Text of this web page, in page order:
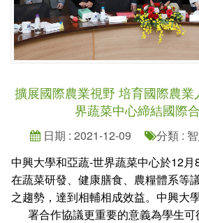
擴展國際農業視野 培育國際農
界蔬菜中心締結國際
日期 : 2021-12-09
分類 :
中興大學和亞蔬-世界蔬菜中心於12月
在蔬菜研發、健康膳食、農糧體系等
之趨勢，達到相輔相成效益。中興大
署合作協議更重要的意義為學生